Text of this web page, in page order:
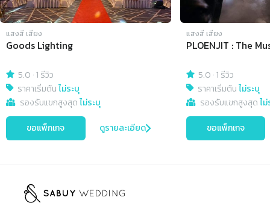
แสงสี เสียง
Goods Lighting
5.0 ·1 รีวิว
ราคาเริ่มต้นไม่ระบุ
รองรับแขกสูงสุดไม่ระบุ
ขอแพ็กเกจ ดูรายละเอียด
แสงสี เสียง
PLOENJIT : The
5.0 ·1 รีวิว
ราคาเริ่มต้นไม่ระบุ
รองรับแขกสูงสุดไ
ขอแพ็กเกจ